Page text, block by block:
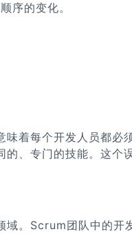
序的变化。
着每个开发人员都必
、专门的技能。这个
域。Scrum团队中的开